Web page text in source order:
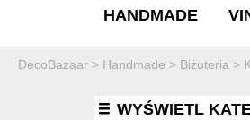
HANDMADE
DecoBazaar > Handmade > Biżuteria >
WYŚWIETL